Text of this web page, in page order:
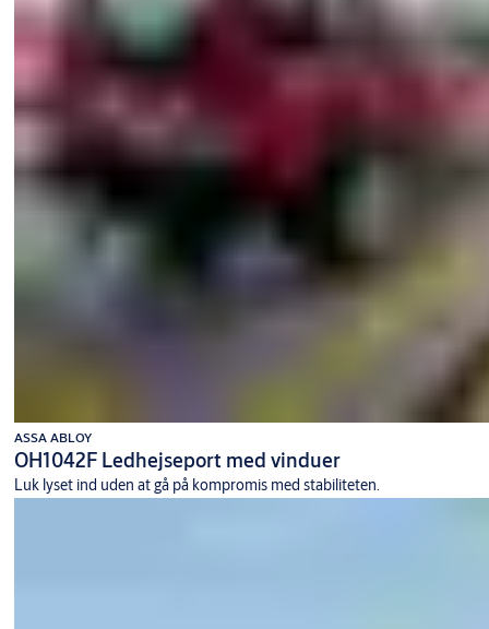
ASSA ABLOY
OH1042F Ledhejseport med vinduer
Luk lyset ind uden at gå på kompromis med stabiliteten.